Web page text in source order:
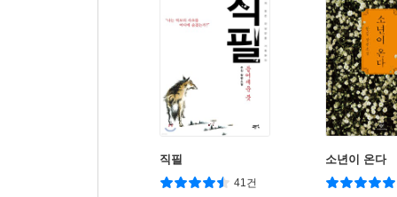
직필
41건
소년이 온다